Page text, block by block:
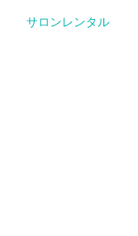
サロンレンタル